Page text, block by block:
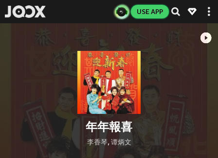
USE APP
年年報喜
李香琴, 谭炳文